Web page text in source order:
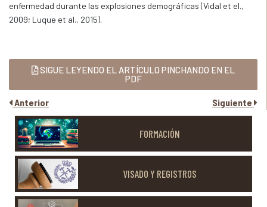
enfermedad durante las explosiones demográficas (Vidal et el.,
2009; Luque et al., 2015).
SIGUE LEYENDO EL ARTÍCULO PINCHANDO EN EL
PDF
Anterior Siguiente
FORMACIÓN
VISADO Y REGISTROS